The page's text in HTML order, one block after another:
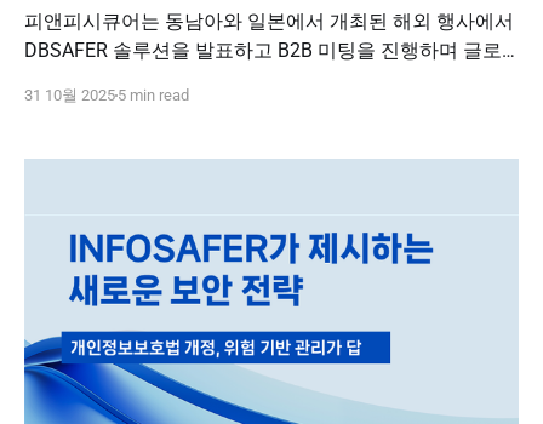
피앤피시큐어는 동남아와 일본에서 개최된 해외 행사에서
DBSAFER 솔루션을 발표하고 B2B 미팅을 진행하며 글로
31 10월 2025 5 min read